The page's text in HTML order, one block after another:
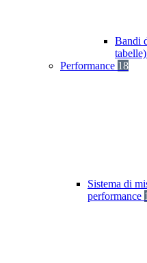
Bandi
tabelle)
Performance 18
Sistema di
performance 1